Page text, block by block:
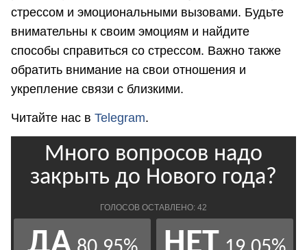
стрессом и эмоциональными вызовами. Будьте
внимательны к своим эмоциям и найдите
способы справиться со стрессом. Важно также
обратить внимание на свои отношения и
укрепление связи с близкими.
Читайте нас в Telegram.